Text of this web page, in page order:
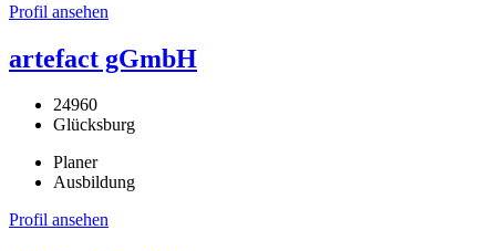
Profil ansehen
artefact gGmbH
24960
Glücksburg
Planer
Ausbildung
Profil ansehen